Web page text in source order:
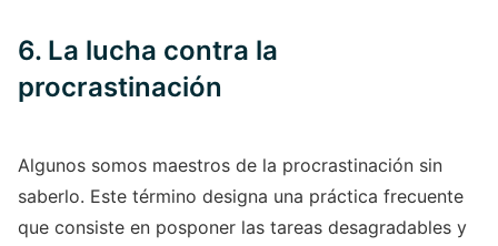
6. La lucha contra la
procrastinación
Algunos somos maestros de la procrastinación sin
saberlo. Este término designa una práctica frecuente
que consiste en posponer las tareas desagradables y